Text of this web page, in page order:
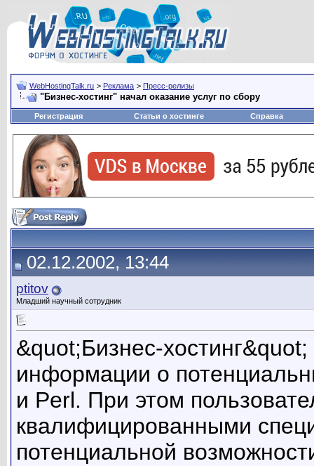
WebHostingTalk.ru > Реклама > Пресс-релизы
"Бизнес-хостинг" начал оказание услуг по сбору
Регистрация Статьи о хостинге Справка
02.12.2002, 13:44
ptitov
Младший научный сотрудник
&quot;Бизнес-
информации о
и Perl. При этом
квалифицированными
потенциальной